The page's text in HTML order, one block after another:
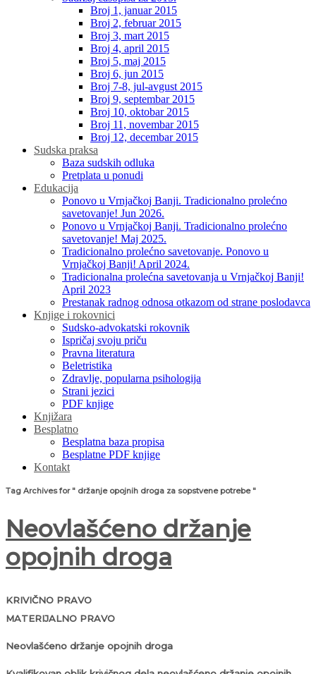
Broj 1, januar 2015
Broj 2, februar 2015
Broj 3, mart 2015
Broj 4, april 2015
Broj 5, maj 2015
Broj 6, jun 2015
Broj 7-8, jul-avgust 2015
Broj 9, septembar 2015
Broj 10, oktobar 2015
Broj 11, novembar 2015
Broj 12, decembar 2015
Sudska praksa
Baza sudskih odluka
Pretplata u ponudi
Edukacija
Ponovo u Vrnjačkoj Banji. Tradicionalno prolećno
savetovanje! Jun 2026.
Ponovo u Vrnjačkoj Banji. Tradicionalno prolećno
savetovanje! Maj 2025.
Tradicionalno prolećno savetovanje. Ponovo u
Vrnjačkoj Banji! April 2024.
Tradicionalna prolećna savetovanja u Vrnjačkoj Banji!
April 2023
Prestanak radnog odnosa otkazom od strane poslodavca
Knjige i rokovnici
Sudsko-advokatski rokovnik
Ispričaj svoju priču
Pravna literatura
Beletristika
Zdravlje, popularna psihologija
Strani jezici
PDF knjige
Knjižara
Besplatno
Besplatna baza propisa
Besplatne PDF knjige
Kontakt
Tag Archives for " držanje opojnih droga za sopstvene potrebe "
Neovlašćeno držanje
opojnih droga
KRIVIČNO PRAVO
MATERIJALNO PRAVO
Neovlašćeno držanje opojnih droga